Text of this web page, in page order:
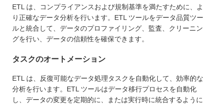
ETL は、コンプライアンスおよび規制基準を満たすために、よ
り正確なデータ分析を行います。ETL ツールをデータ品質ツー
ルと統合して、データのプロファイリング、監査、クリーニン
グを行い、データの信頼性を確保できます。
タスクのオートメーション
ETL は、反復可能なデータ処理タスクを自動化して、効率的な
分析を行います。ETL ツールはデータ移行プロセスを自動化
し、データの変更を定期的に、または実行時に統合するように